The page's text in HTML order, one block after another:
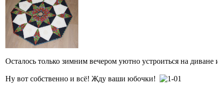
Осталось только зимним вечером уютно устроиться на
Ну вот собственно и всё! Жду ваши юбочки!